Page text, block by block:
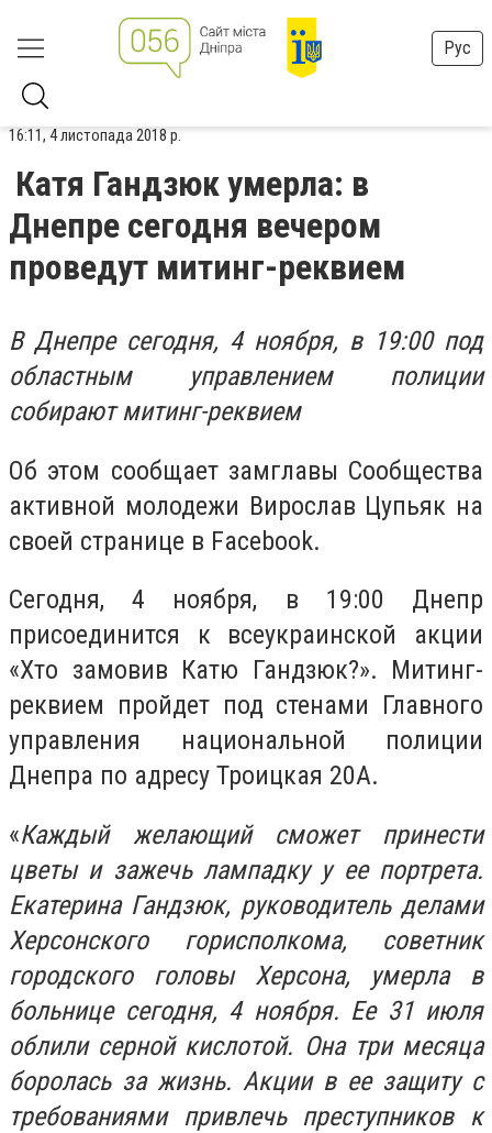
Рус
16:11, 4 листопада 2018 р.
Катя Гандзюк умерла: в
Днепре сегодня вечером
проведут митинг-реквием
В Днепре сегодня, 4 ноября, в 19:00 под
областным управлением полиции
собирают митинг-реквием
Об этом сообщает замглавы Сообщества
активной молодежи Вирослав Цупьяк на
своей странице в Facebook.
Сегодня, 4 ноября, в 19:00 Днепр
присоединится к всеукраинской акции
«Хто замовив Катю Гандзюк?». Митинг-
реквием пройдет под стенами Главного
управления национальной полиции
Днепра по адресу Троицкая 20А.
«Каждый желающий сможет принести
цветы и зажечь лампадку у ее портрета.
Екатерина Гандзюк, руководитель делами
Херсонского горисполкома, советник
городского головы Херсона, умерла в
больнице сегодня, 4 ноября. Ее 31 июля
облили серной кислотой. Она три месяца
боролась за жизнь. Акции в ее защиту с
требованиями привлечь преступников к